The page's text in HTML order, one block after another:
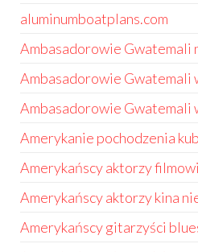
aluminumboatplans.com
Ambasadorowie Gwatemali
Ambasadorowie Gwatemali
Ambasadorowie Gwatemali
Amerykanie pochodzenia
Amerykańscy aktorzy filmowi
Amerykańscy aktorzy kina
Amerykańscy gitarzyści